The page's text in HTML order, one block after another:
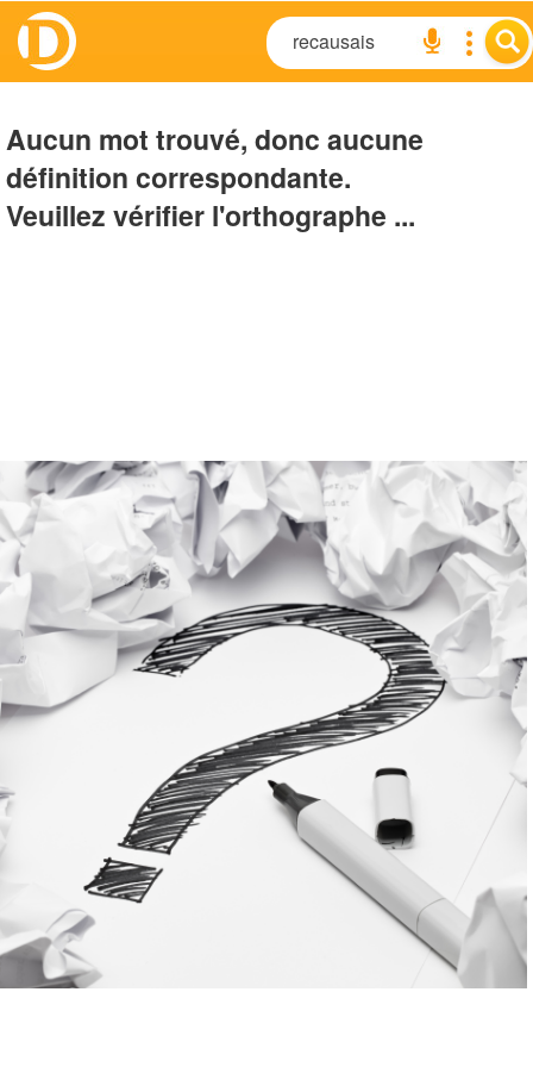
Aucun mot trouvé, donc aucune
définition correspondante.
Veuillez vérifier l'orthographe ...